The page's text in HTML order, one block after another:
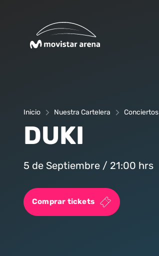
Inicio Nuestra Cartelera Conciertos
DUKI
5 de Septiembre / 21:00 hrs
Comprar tickets